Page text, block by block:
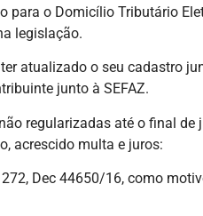
para o Domicílio Tributário
legislação.
atualizado o seu cadastro
junto à SEFAZ.
regularizadas até o final de
acrescido multa e juros:
Dec 44650/16, como